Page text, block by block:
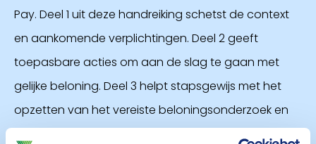
Pay. Deel 1 uit deze handreiking schetst de context
en aankomende verplichtingen. Deel 2 geeft
toepasbare acties om aan de slag te gaan met
gelijke beloning. Deel 3 helpt stapsgewijs met het
opzetten van het vereiste beloningsonderzoek en